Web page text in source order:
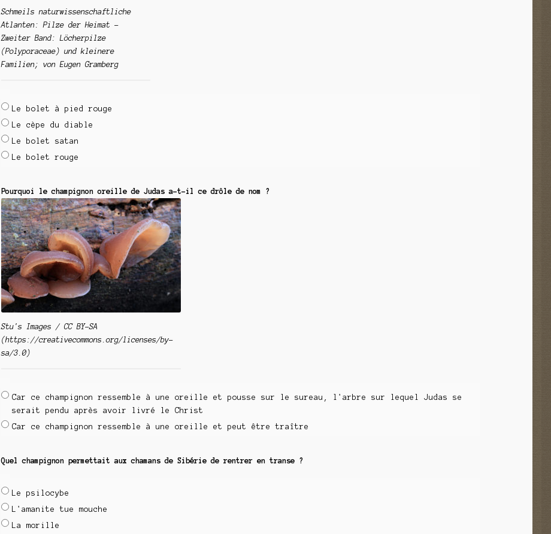
Schmeils naturwissenschaftliche
Atlanten: Pilze der Heimat -
Zweiter Band: Löcherpilze
(Polyporaceae) und kleinere
Familien; von Eugen Gramberg
Le bolet à pied rouge
Le cèpe du diable
Le bolet satan
Le bolet rouge
Pourquoi le champignon oreille de Judas a-t-il ce drôle de nom ?
Stu's Images / CC BY-SA
(https://creativecommons.org/licenses/by-
sa/3.0)
Car ce champignon ressemble à une oreille et pousse sur le sureau, l'arbre sur lequel Judas se
serait pendu après avoir livré le Christ
Car ce champignon ressemble à une oreille et peut être traître
Quel champignon permettait aux chamans de Sibérie de rentrer en transe ?
Le psilocybe
L'amanite tue mouche
La morille